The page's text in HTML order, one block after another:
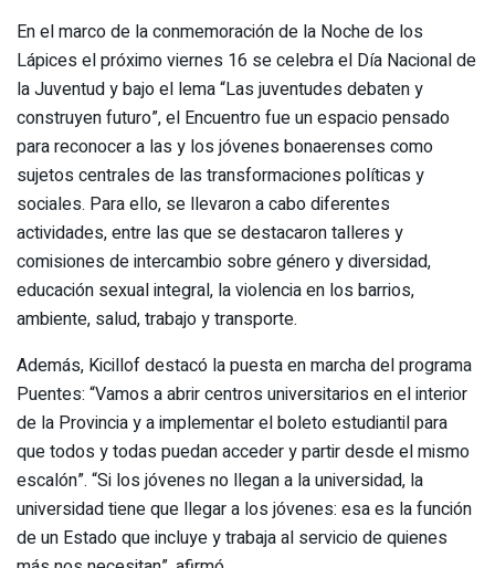
En el marco de la conmemoración de la Noche de los
Lápices el próximo viernes 16 se celebra el Día Nacional de
la Juventud y bajo el lema “Las juventudes debaten y
construyen futuro”, el Encuentro fue un espacio pensado
para reconocer a las y los jóvenes bonaerenses como
sujetos centrales de las transformaciones políticas y
sociales. Para ello, se llevaron a cabo diferentes
actividades, entre las que se destacaron talleres y
comisiones de intercambio sobre género y diversidad,
educación sexual integral, la violencia en los barrios,
ambiente, salud, trabajo y transporte.
Además, Kicillof destacó la puesta en marcha del programa
Puentes: “Vamos a abrir centros universitarios en el interior
de la Provincia y a implementar el boleto estudiantil para
que todos y todas puedan acceder y partir desde el mismo
escalón”. “Si los jóvenes no llegan a la universidad, la
universidad tiene que llegar a los jóvenes: esa es la función
de un Estado que incluye y trabaja al servicio de quienes